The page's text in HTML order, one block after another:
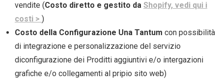
vendite (Costo diretto e gestito da Shopify, vedi qui i
costi > )
Costo della Configurazione Una Tantum con possibilità
di integrazione e personalizzazione del servizio
diconfigurazione dei Proditti aggiuntivi e/o intergazioni
grafiche e/o collegamenti al pripio sito web)